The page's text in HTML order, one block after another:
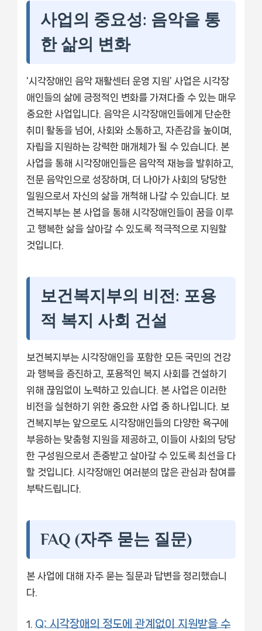
사업의 중요성: 음악을 통
한 삶의 변화
‘시각장애인 음악 재활센터 운영 지원’ 사업은 시각장
애인들의 삶에 긍정적인 변화를 가져다줄 수 있는 매우
중요한 사업입니다. 음악은 시각장애인들에게 단순한
취미 활동을 넘어, 사회와 소통하고, 자존감을 높이며,
자립을 지원하는 강력한 매개체가 될 수 있습니다. 본
사업을 통해 시각장애인들은 음악적 재능을 발휘하고,
전문 음악인으로 성장하며, 더 나아가 사회의 당당한
일원으로서 자신의 삶을 개척해 나갈 수 있습니다. 보
건복지부는 본 사업을 통해 시각장애인들이 꿈을 이루
고 행복한 삶을 살아갈 수 있도록 적극적으로 지원할
것입니다.
보건복지부의 비전: 포용
적 복지 사회 건설
보건복지부는 시각장애인을 포함한 모든 국민의 건강
과 행복을 증진하고, 포용적인 복지 사회를 건설하기
위해 끊임없이 노력하고 있습니다. 본 사업은 이러한
비전을 실현하기 위한 중요한 사업 중 하나입니다. 보
건복지부는 앞으로도 시각장애인들의 다양한 욕구에
부응하는 맞춤형 지원을 제공하고, 이들이 사회의 당당
한 구성원으로서 존중받고 살아갈 수 있도록 최선을 다
할 것입니다. 시각장애인 여러분의 많은 관심과 참여를
부탁드립니다.
FAQ (자주 묻는 질문)
본 사업에 대해 자주 묻는 질문과 답변을 정리했습니
다.
Q: 시각장애의 정도에 관계없이 지원받을 수